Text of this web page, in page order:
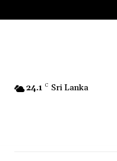
24.1 C Sri Lanka